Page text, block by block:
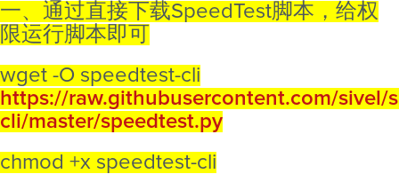
一、通过直接下载SpeedTest脚本，给权
限运行脚本即可
wget -O speedtest-cli
https://raw.githubusercontent.com/sivel/
cli/master/speedtest.py
chmod +x speedtest-cli